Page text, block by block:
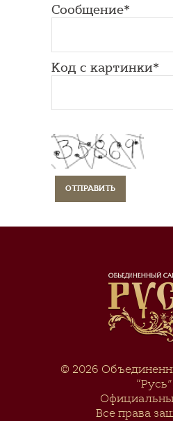
Сообщение*
Код с картинки*
© 2026
“Русь”
Все права